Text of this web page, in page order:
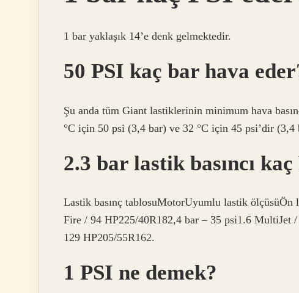
1 bar yaklaşık 14’e denk gelmektedir.
50 PSI kaç bar hava
Şu anda tüm Giant lastiklerinin minimum hava
°C için 50 psi (3,4 bar) ve 32 °C için 45 psi’dir (3,4
2.3 bar lastik basıncı kaç
Lastik basınç tablosuMotorUyumlu lastik
Fire / 94 HP225/40R182,4 bar – 35 psi1.6 MultiJet
129 HP205/55R162.
1 PSI ne demek?